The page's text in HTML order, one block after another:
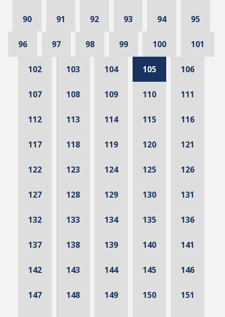
90 91 92 93 94 95
96 97 98 99 100 101
102 103 104 105 106
107 108 109 110 111
112 113 114 115 116
117 118 119 120 121
122 123 124 125 126
127 128 129 130 131
132 133 134 135 136
137 138 139 140 141
142 143 144 145 146
147 148 149 150 151